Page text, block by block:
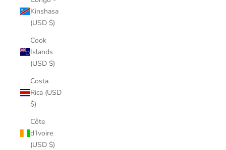
Kinshasa
(USD $)
Cook
Islands
(USD $)
Costa
Rica (USD
$)
Côte
d’Ivoire
(USD $)